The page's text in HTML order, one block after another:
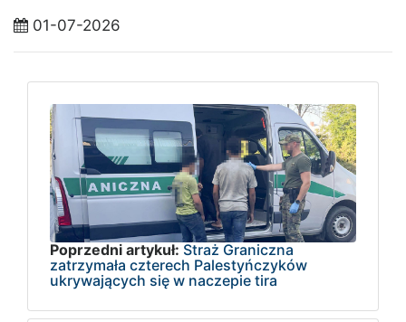
01-07-2026
Poprzedni artykuł: Straż Graniczna
zatrzymała czterech Palestyńczyków
ukrywających się w naczepie tira